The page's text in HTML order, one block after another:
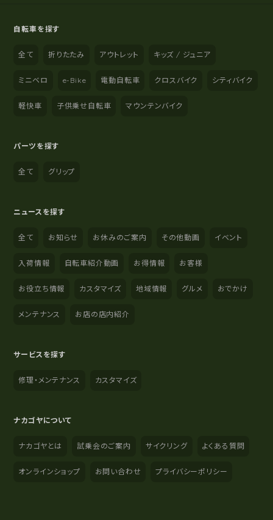
自転車を探す
全て 折りたたみ アウトレット キッズ / ジュニア
ミニベロ e-Bike 電動自転車 クロスバイク シティバイク
軽快車 子供乗せ自転車 マウンテンバイク
パーツを探す
全て グリップ
ニュースを探す
全て お知らせ お休みのご案内 その他動画 イベント
入荷情報 自転車紹介動画 お得情報 お客様
お役立ち情報 カスタマイズ 地域情報 グルメ おでかけ
メンテナンス お店の店内紹介
サービスを探す
修理・メンテナンス カスタマイズ
ナカゴヤについて
ナカゴヤとは 試乗会のご案内 サイクリング よくある質問
オンラインショップ お問い合わせ プライバシーポリシー